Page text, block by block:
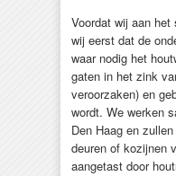
Voordat wij aan
wij eerst dat de
waar nodig het
gaten in het zink
veroorzaken) en
wordt. We werken
Den Haag en
deuren of kozijnen
aangetast door